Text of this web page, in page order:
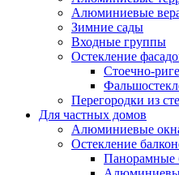
Алюминиевые
Зимние сады
Входные группы
Остекление
Стоечно-
Перегородки из
Для частных домов
Алюминиевые
Остекление
Панорамные